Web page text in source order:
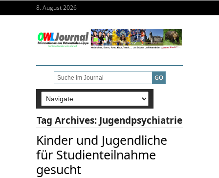
8. August 2026
Tag Archives: Jugendpsychiatrie
Kinder und Jugendliche
für Studienteilnahme
gesucht